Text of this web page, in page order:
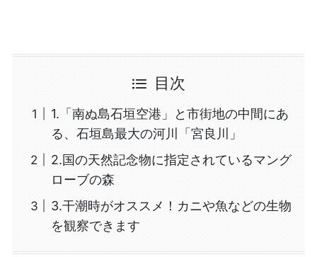
目次
1.「南ぬ島石垣空港」と市街地の中間にあ
る、石垣島最大の河川「宮良川」
2.国の天然記念物に指定されているマング
ローブの森
3.干潮時がオススメ！カニや魚などの生物
を観察できます